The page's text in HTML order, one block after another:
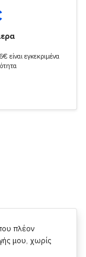
είναι εγκεκριμένα
να κάνουμε